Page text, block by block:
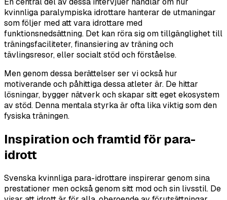
kvinnliga paralympiska idrottare hanterar de utmaningar
som följer med att vara idrottare med
funktionsnedsättning. Det kan röra sig om tillgänglighet till
träningsfaciliteter, finansiering av träning och
tävlingsresor, eller socialt stöd och förståelse.
Men genom dessa berättelser ser vi också hur
motiverande och påhittiga dessa atleter är. De hittar
lösningar, bygger nätverk och skapar sitt eget ekosystem
av stöd. Denna mentala styrka är ofta lika viktig som den
fysiska träningen.
Inspiration och framtid för para-
idrott
Svenska kvinnliga para-idrottare inspirerar genom sina
prestationer men också genom sitt mod och sin livsstil. De